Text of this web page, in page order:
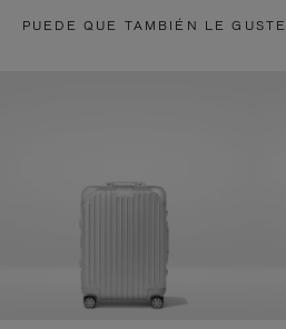
PUEDE QUE TAMBIÉN LE GUSTE